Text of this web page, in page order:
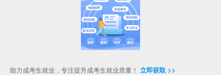
助力成考生就业，专注提升成考生就业质量！ 立即获取 >>